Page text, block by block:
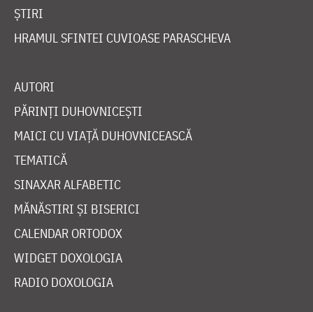
ȘTIRI
HRAMUL SFINTEI CUVIOASE PARASCHEVA
AUTORI
PĂRINȚI DUHOVNICEȘTI
MAICI CU VIAȚĂ DUHOVNICEASCĂ
TEMATICĂ
SINAXAR ALFABETIC
MĂNĂSTIRI ȘI BISERICI
CALENDAR ORTODOX
WIDGET DOXOLOGIA
RADIO DOXOLOGIA